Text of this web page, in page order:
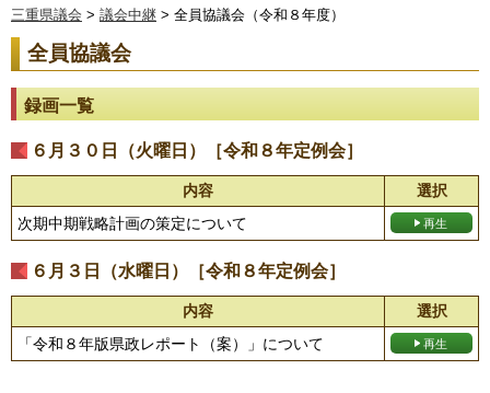
三重県議会 > 議会中継 > 全員協議会（令和８年度）
全員協議会
録画一覧
６月３０日（火曜日）［令和８年定例会］
内容
選択
次期中期戦略計画の策定について
６月３日（水曜日）［令和８年定例会］
内容
選択
「令和８年版県政レポート（案）」について